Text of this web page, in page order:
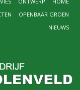
OPENBAAR GROEN
NIEUWS